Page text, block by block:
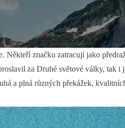
značku zatracují jako
za Druhé světové války, tak i
a plná různých překážek,